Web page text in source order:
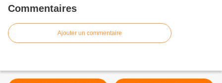
Commentaires
Ajouter un commentaire